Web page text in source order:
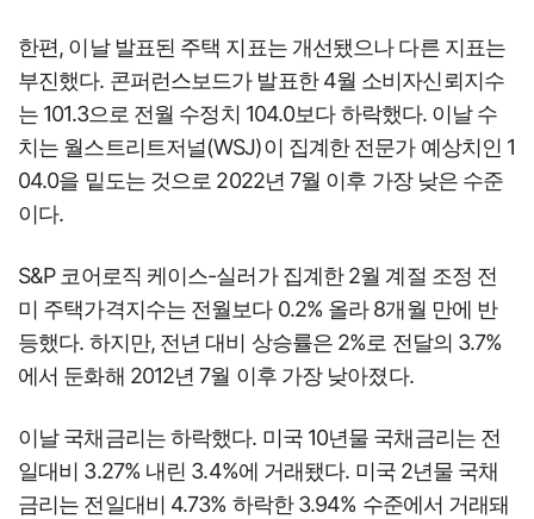
한편, 이날 발표된 주택 지표는 개선됐으나 다른 지표는
부진했다. 콘퍼런스보드가 발표한 4월 소비자신뢰지수
는 101.3으로 전월 수정치 104.0보다 하락했다. 이날 수
치는 월스트리트저널(WSJ)이 집계한 전문가 예상치인 1
04.0을 밑도는 것으로 2022년 7월 이후 가장 낮은 수준
이다.
S&P 코어로직 케이스-실러가 집계한 2월 계절 조정 전
미 주택가격지수는 전월보다 0.2% 올라 8개월 만에 반
등했다. 하지만, 전년 대비 상승률은 2%로 전달의 3.7%
에서 둔화해 2012년 7월 이후 가장 낮아졌다.
이날 국채금리는 하락했다. 미국 10년물 국채금리는 전
일대비 3.27% 내린 3.4%에 거래됐다. 미국 2년물 국채
금리는 전일대비 4.73% 하락한 3.94% 수준에서 거래돼